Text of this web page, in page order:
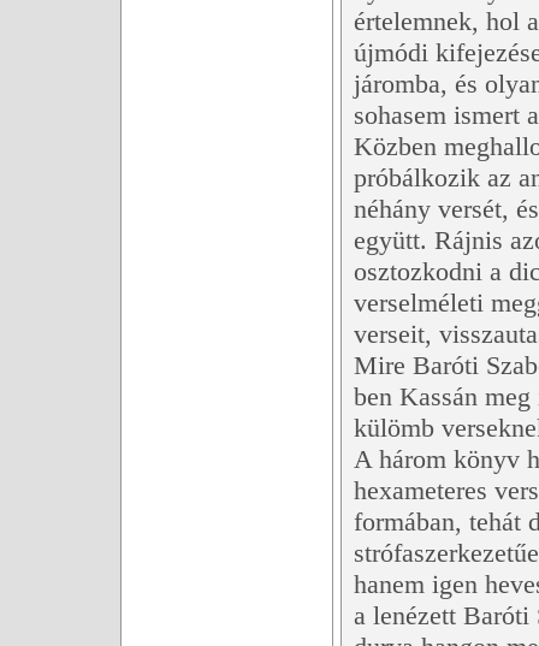
értelemnek, hol
újmódi
járomba, és
sohasem ismert
Közben
próbálkozik az
néhány versét,
együtt. Rájnis
osztozkodni a
verselméleti
verseit,
Mire Baróti
ben Kassán
külömb
A három könyv
hexameteres
formában, tehát
hanem igen
a lenézett Baróti